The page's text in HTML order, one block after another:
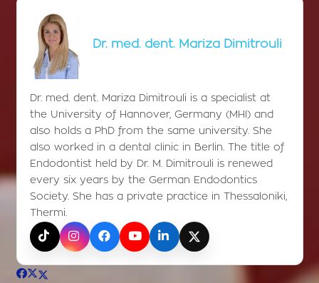
Dr. med. dent. Mariza Dimitrouli
Dr. med. dent. Mariza Dimitrouli is a specialist at
the University of Hannover, Germany (MHI) and
also holds a PhD from the same university. She
also worked in a dental clinic in Berlin. The title of
Endodontist held by Dr. M. Dimitrouli is renewed
every six years by the German Endodontics
Society. She has a private practice in Thessaloniki,
Thermi.
TikTokInstagramFacebookYouTubeLinkedInX (Twitter)